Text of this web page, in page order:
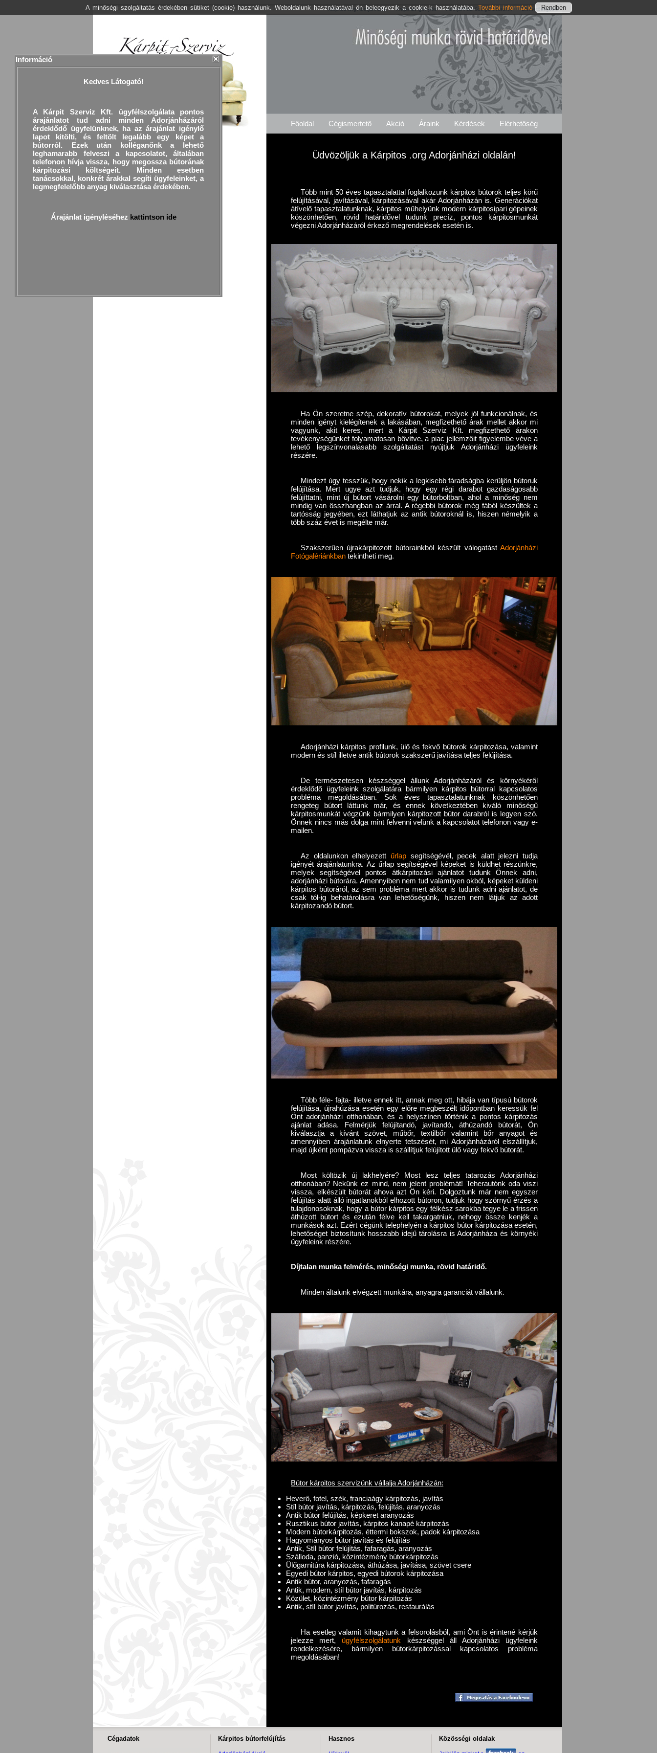
Kárpitos .org Adorjánháza Árajánlat Igénylés Adorjánházi Szolgáltatásaink Elérhetőségeink
Főoldal Cégismertető Akció Áraink Kérdések Elérhetőség
Üdvözöljük a Kárpitos .org Adorjánházi oldalán!
Több mint 50 éves tapasztalattal foglalkozunk kárpitos bútorok teljes körű
felújításával, javításával, kárpitozásával akár Adorjánházán is. Generációkat
átívelő tapasztalatunknak, kárpitos műhelyünk modern kárpitosipari gépeinek
köszönhetően, rövid határidővel tudunk precíz, pontos kárpitosmunkát
végezni Adorjánházáról érkező megrendelések esetén is.
Ha Ön szeretne szép, dekoratív bútorokat, melyek jól funkcionálnak, és
minden igényt kielégítenek a lakásában, megfizethető árak mellet akkor mi
vagyunk, akit keres, mert a Kárpit Szerviz Kft. megfizethető árakon
tevékenységünket folyamatosan bővítve, a piac jellemzőit figyelembe véve a
lehető legszínvonalasabb szolgáltatást nyújtjuk Adorjánházi ügyfeleink
részére.
Mindezt úgy tesszük, hogy nekik a legkisebb fáradságba kerüljön bútoruk
felújítása. Mert ugye azt tudjuk, hogy egy régi darabot gazdaságosabb
felújíttatni, mint új bútort vásárolni egy bútorboltban, ahol a minőség nem
mindig van összhangban az árral. A régebbi bútorok még fából készültek a
tartósság jegyében, ezt láthatjuk az antik bútoroknál is, hiszen némelyik a
több száz évet is megélte már.
Szakszerűen újrakárpitozott bútorainkból készült válogatást Adorjánházi
Fotógalériánkban tekintheti meg.
Adorjánházi kárpitos profilunk, ülő és fekvő bútorok kárpitozása, valamint
modern és stíl illetve antik bútorok szakszerű javítása teljes felújítása.
De természetesen készséggel állunk Adorjánházáról és környékéről
érdeklődő ügyfeleink szolgálatára bármilyen kárpitos bútorral kapcsolatos
probléma megoldásában. Sok éves tapasztalatunknak köszönhetően
rengeteg bútort láttunk már, és ennek következtében kiváló minőségű
kárpitosmunkát végzünk bármilyen kárpitozott bútor darabról is legyen szó.
Önnek nincs más dolga mint felvenni velünk a kapcsolatot telefonon vagy e-
mailen.
Az oldalunkon elhelyezett űrlapsegítségévél, pecek alatt jelezni tudja
igényét árajánlatunkra. Az űrlap segítségével képeket is küldhet részünkre,
melyek segítségével pontos átkárpitozási ajánlatot tudunk Önnek adni,
adorjánházi bútorára. Amennyiben nem tud valamilyen okból, képeket küldeni
kárpitos bútoráról, az sem probléma mert akkor is tudunk adni ajánlatot, de
csak tól-ig behatárolásra van lehetőségünk, hiszen nem látjuk az adott
kárpitozandó bútort.
Több féle- fajta- illetve ennek itt, annak meg ott, hibája van típusú bútorok
felújítása, újrahúzása esetén egy előre megbeszélt időpontban keressük fel
Önt adorjánházi otthonában, és a helyszínen történik a pontos kárpitozás
ajánlat adása. Felmérjük felújítandó, javítandó, áthúzandó bútorát, Ön
kiválasztja a kívánt szövet, műbőr, textilbőr valamint bőr anyagot és
amennyiben árajánlatunk elnyerte tetszését, mi Adorjánházáról elszállítjuk,
majd újként pompázva vissza is szállítjuk felújított ülő vagy fekvő bútorát.
Most költözik új lakhelyére? Most lesz teljes tatarozás Adorjánházi
otthonában? Nekünk ez mind, nem jelent problémát! Teherautónk oda viszi
vissza, elkészült bútorát ahova azt Ön kéri. Dolgoztunk már nem egyszer
felújítás alatt álló ingatlanokból elhozott bútoron, tudjuk hogy szörnyű érzés a
tulajdonosoknak, hogy a bútor kárpitos egy félkész sarokba tegye le a frissen
áthúzott bútort és ezután félve kell takargatniuk, nehogy össze kenjék a
munkások azt. Ezért cégünk telephelyén a kárpitos bútor kárpitozása esetén,
lehetőséget biztosítunk hosszabb idejű tárolásra is Adorjánháza és környéki
ügyfeleink részére.
Díjtalan munka felmérés, minőségi munka, rövid határidő.
Minden általunk elvégzett munkára, anyagra garanciát vállalunk.
Bútor kárpitos szervizünk vállalja Adorjánházán:
Heverő, fotel, szék, franciaágy kárpitozás, javítás
Stíl bútor javítás, kárpitozás, felújítás, aranyozás
Antik bútor felújítás, képkeret aranyozás
Rusztikus bútor javítás, kárpitos kanapé kárpitozás
Modern bútorkárpitozás, éttermi bokszok, padok kárpitozása
Hagyományos bútor javítás és felújítás
Antik, Stíl bútor felújítás, fafaragás, aranyozás
Szálloda, panzió, közintézmény bútorkárpitozás
Ülőgarnitúra kárpitozása, áthúzása, javítása, szövet csere
Egyedi bútor kárpitos, egyedi bútorok kárpitozása
Antik bútor, aranyozás, fafaragás
Antik, modern, stíl bútor javítás, kárpitozás
Közület, közintézmény bútor kárpitozás
Antik, stíl bútor javítás, politúrozás, restaurálás
Ha esetleg valamit kihagytunk a felsorolásból, ami Önt is érintené kérjük
jelezze mert, ügyfélszolgálatunk készséggel áll Adorjánházi ügyfeleink
rendelkezésére, bármilyen bútorkárpitozással kapcsolatos probléma
megoldásában!
Cégadatok Kárpitos bútorfelújítás Hasznos Közösségi oldalak
Információ
A minőségi szolgáltatás érdekében sütiket (cookie) használunk. Weboldalunk használatával ön beleegyezik a cookie-k használatába. További információ